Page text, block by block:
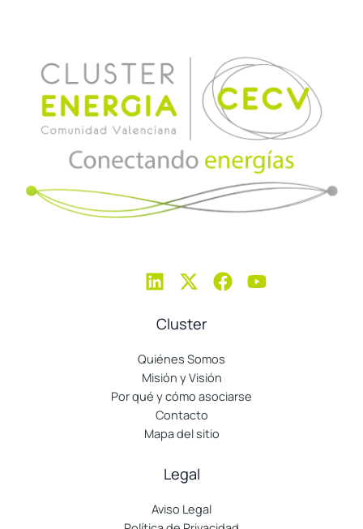
Cluster
Quiénes Somos
Misión y Visión
Por qué y cómo asociarse
Contacto
Mapa del sitio
Legal
Aviso Legal